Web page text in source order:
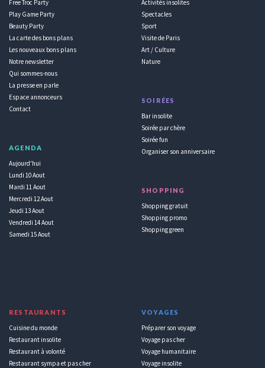
Free Troc Party
Play Game Party
Beauty Party
La carte des bons plans
Les nouveaux bons plans
Notre newsletter
Qui sommes-nous
La presse en parle
Espace annonceurs
Contact
AGENDA
Aujourd'hui
Lundi 10 Aout
Mardi 11 Aout
Mercredi 12 Aout
Jeudi 13 Aout
Vendredi 14 Aout
Samedi 15 Aout
Activités insolites
Spectacles
Sport
Visite de Paris
Art / Culture
Nature
SOIRÉES
Bar insolite
Soirée par chère
Soirée fun
Organiser son anniversaire
SHOPPING
Shopping gratuit
Shopping promo
Shopping green
RESTAURANTS
Cuisine du monde
Restaurant insolite
Restaurant à volonté
Restaurant sympa et pas cher
VOYAGES
Préparer son voyage
Voyage pas cher
Voyage humanitaire
Voyage insolite